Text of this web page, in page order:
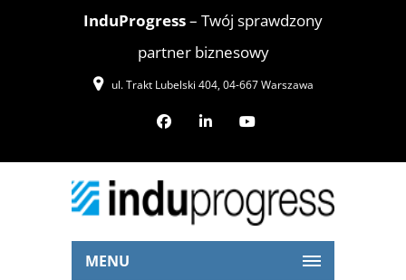
InduProgress– Twój sprawdzony
partner biznesowy
ul. Trakt Lubelski 404, 04-667 Warszawa
MENU